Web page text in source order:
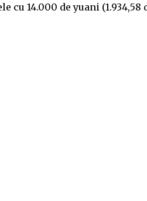
14.000 de yuani (1.934,58